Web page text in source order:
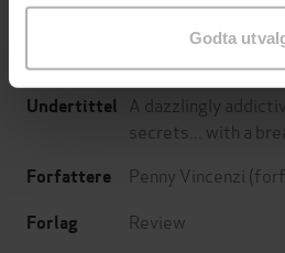
Godta
Undertittel
A dazzlingly
secrets... with a
Forfattere Penny Vincenzi
Forlag Review